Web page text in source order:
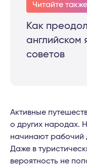
Читайте также
Как
английском
советов
Активные
о других народах.
начинают рабочий
Даже в
вероятность не